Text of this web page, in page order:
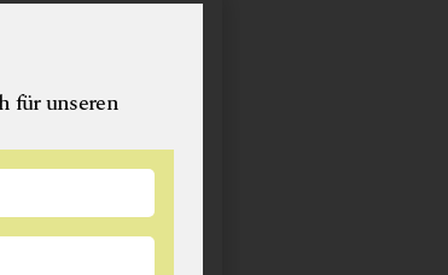
für unseren